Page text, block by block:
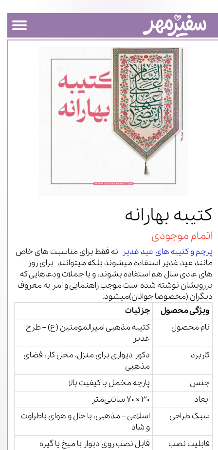
کتیبه‌ بهارانه
اتمام موجودی
پرچم و کتیبه های عید غدیر نه فقط برای مناسبت های خاص
مانند عید غدیر استفاده میشوند بلکه میتوانند برای روز
های عادی سال هم استفاده بشوند، و با جملات ودعاهایی که
بررویشان نوشته شده است موجب راهنمایی و امر به معروف
دیگران (مخصوصا جوانان)میشود.
ویژگی محصول
جزئیات
نام محصول
کتیبه مذهبی امیرالمومنین (ع) – طرح
غدیر
کاربرد
دکور دیواری برای منزل، محل کار، فضای
مذهبی
جنس
پارچه مخمل با کیفیت بالا
ابعاد
۳۰ × ۷۰ سانتی‌متر
سبک طراحی
اسلامی – مذهبی، با حال و هوای باطراوت
و شاد
قابلیت نصب
قابل نصب روی دیوار با میخ یا گیره